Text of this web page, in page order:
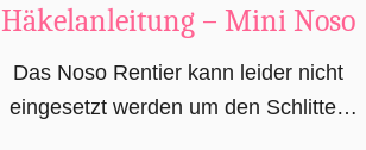
e
h
ä
Häkelanleitung – Mini Noso
Das Noso Rentier kann leider nicht
eingesetzt werden um den Schlitten